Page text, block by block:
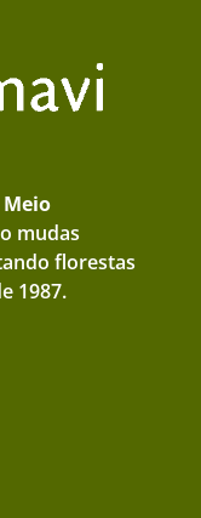
Meio
mudas
florestas
1987.